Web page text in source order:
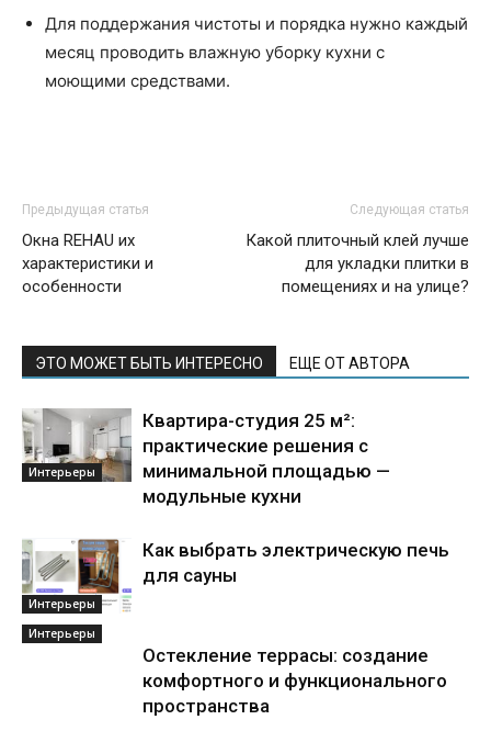
Для поддержания чистоты и порядка нужно каждый
месяц проводить влажную уборку кухни с
моющими средствами.
Предыдущая статья
Окна REHAU их
характеристики и
особенности
Следующая статья
Какой плиточный клей лучше
для укладки плитки в
помещениях и на улице?
ЭТО МОЖЕТ БЫТЬ ИНТЕРЕСНО ЕЩЕ ОТ АВТОРА
Интерьеры
Квартира-студия 25 м²:
практические решения с
минимальной площадью —
модульные кухни
Интерьеры
Как выбрать электрическую печь
для сауны
Интерьеры
Остекление террасы: создание
комфортного и функционального
пространства